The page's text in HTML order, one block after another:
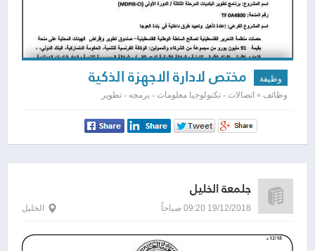
وظيفة مختص لادارة الاجهزة الذكية
وظائف » اتصالات - تكنولوجيا معلومات - برمجه - تطوير
جلمعة الخليل
19/12/2018 09:20 صباحاً الخليل